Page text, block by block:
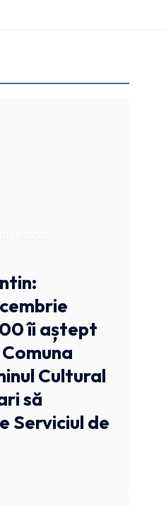
îi aștept
Cultural
să
Serviciul de